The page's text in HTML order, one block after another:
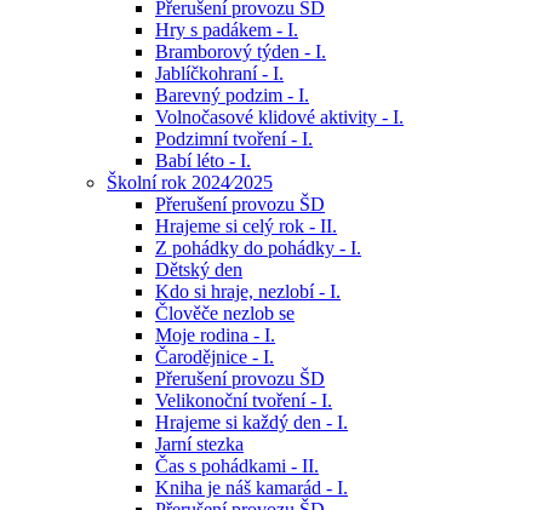
Přerušení provozu ŠD
Hry s padákem - I.
Bramborový týden - I.
Jablíčkohraní - I.
Barevný podzim - I.
Volnočasové klidové aktivity - I.
Podzimní tvoření - I.
Babí léto - I.
Školní rok 2024⁄2025
Přerušení provozu ŠD
Hrajeme si celý rok - II.
Z pohádky do pohádky - I.
Dětský den
Kdo si hraje, nezlobí - I.
Člověče nezlob se
Moje rodina - I.
Čarodějnice - I.
Přerušení provozu ŠD
Velikonoční tvoření - I.
Hrajeme si každý den - I.
Jarní stezka
Čas s pohádkami - II.
Kniha je náš kamarád - I.